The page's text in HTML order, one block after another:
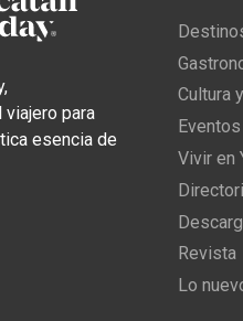
viajero para
esencia de
Cultura
Vivir en
Revista
Lo